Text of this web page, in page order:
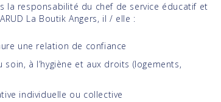
la responsabilité du chef de service éducatif et
La Boutik Angers, il / elle :
une relation de confiance
à l’hygiène et aux droits (logements,
individuelle ou collective